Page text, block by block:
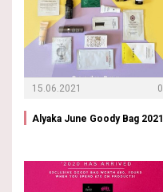
15.06.2021 0
Alyaka June Goody Bag 2021